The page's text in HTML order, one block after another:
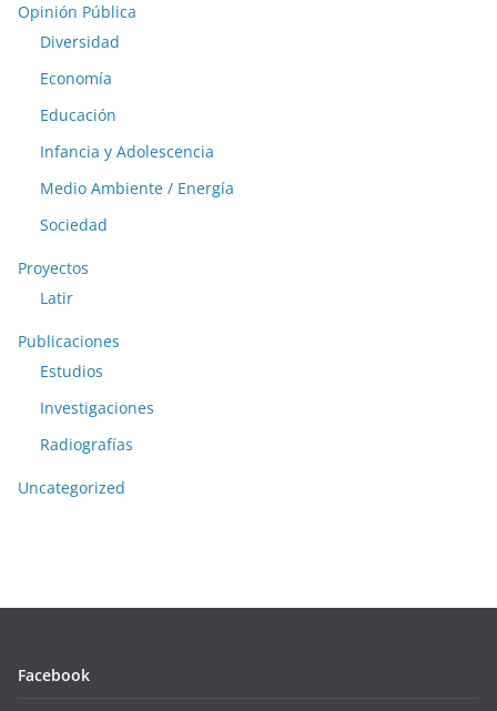
Opinión Pública
Diversidad
Economía
Educación
Infancia y Adolescencia
Medio Ambiente / Energía
Sociedad
Proyectos
Latir
Publicaciones
Estudios
Investigaciones
Radiografías
Uncategorized
Facebook